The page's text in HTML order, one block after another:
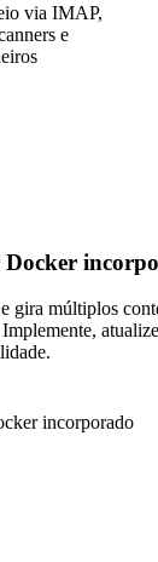
via IMAP,
e
Docker
gira múltiplos